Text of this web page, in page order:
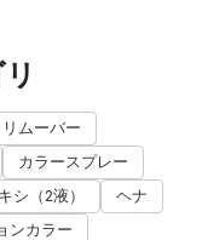
リムーバー
カラースプレー
シ（2液）
ヘナ
ンカラー